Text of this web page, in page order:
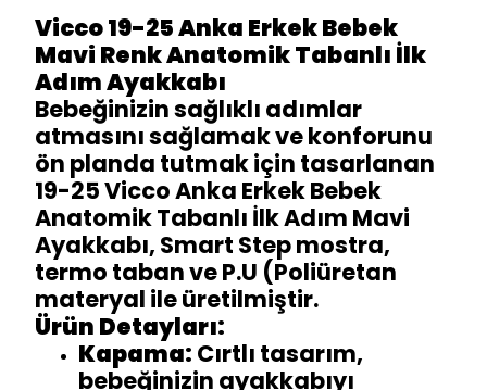
Vicco 19-25 Anka Erkek Bebek
Mavi Renk Anatomik Tabanlı İlk
Adım Ayakkabı
Bebeğinizin sağlıklı adımlar
atmasını sağlamak ve konforunu
ön planda tutmak için tasarlanan
19-25 Vicco Anka Erkek Bebek
Anatomik Tabanlı İlk Adım Mavi
Ayakkabı, Smart Step mostra,
termo taban ve P.U (Poliüretan
materyal ile üretilmiştir.
Ürün Detayları:
Kapama: Cırtlı tasarım,
bebeğinizin ayakkabıyı